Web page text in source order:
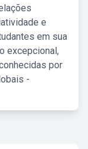
e
em sua
excepcional,
por
-